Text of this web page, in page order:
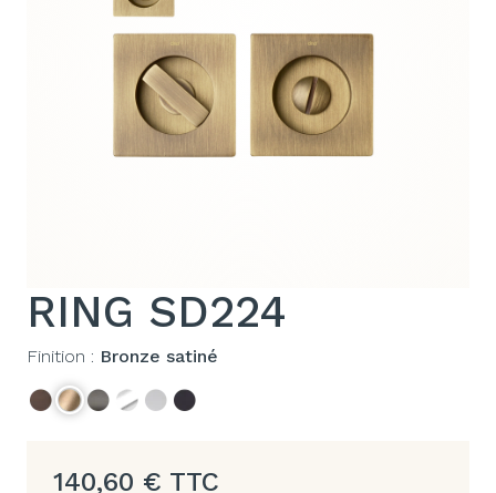
RING SD224
Finition : Bronze satiné
140,60 € TTC